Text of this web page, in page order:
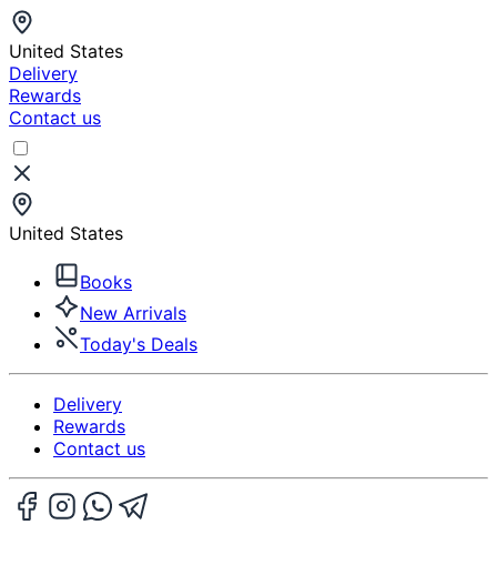
United States
Delivery
Rewards
Contact us
United States
Books
New Arrivals
Today's Deals
Delivery
Rewards
Contact us